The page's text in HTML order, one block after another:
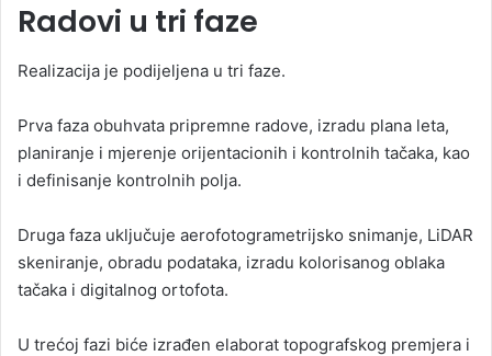
Radovi u tri faze
Realizacija je podijeljena u tri faze.
Prva faza obuhvata pripremne radove, izradu plana leta,
planiranje i mjerenje orijentacionih i kontrolnih tačaka, kao
i definisanje kontrolnih polja.
Druga faza uključuje aerofotogrametrijsko snimanje, LiDAR
skeniranje, obradu podataka, izradu kolorisanog oblaka
tačaka i digitalnog ortofota.
U trećoj fazi biće izrađen elaborat topografskog premjera i